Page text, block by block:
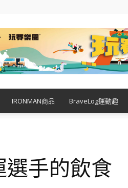
IRONMAN商品 BraveLog運動趣
選手的飲食